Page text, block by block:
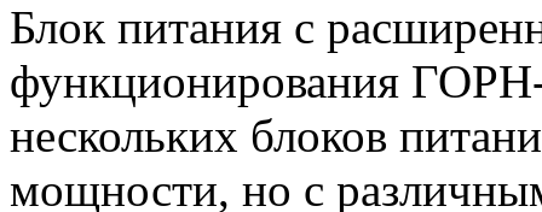
Блок питания с
функционирования
нескольких блоков
мощности, но с